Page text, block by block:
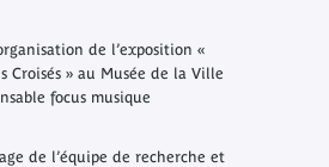
de l’exposition «
Croisés » au Musée de la Ville
focus musique
de l’équipe de recherche et